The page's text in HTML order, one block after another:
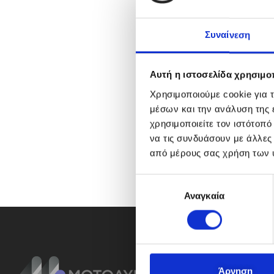
Συναίνεση
Αυτή η ιστοσελίδα
Χρησιμοποιούμε cookie για
μέσων και την ανάλυση της
χρησιμοποιείτε τον
να τις συνδυάσουν με
από μέρους σας χρήση των
ή
Αναγκαία
Άρνηση